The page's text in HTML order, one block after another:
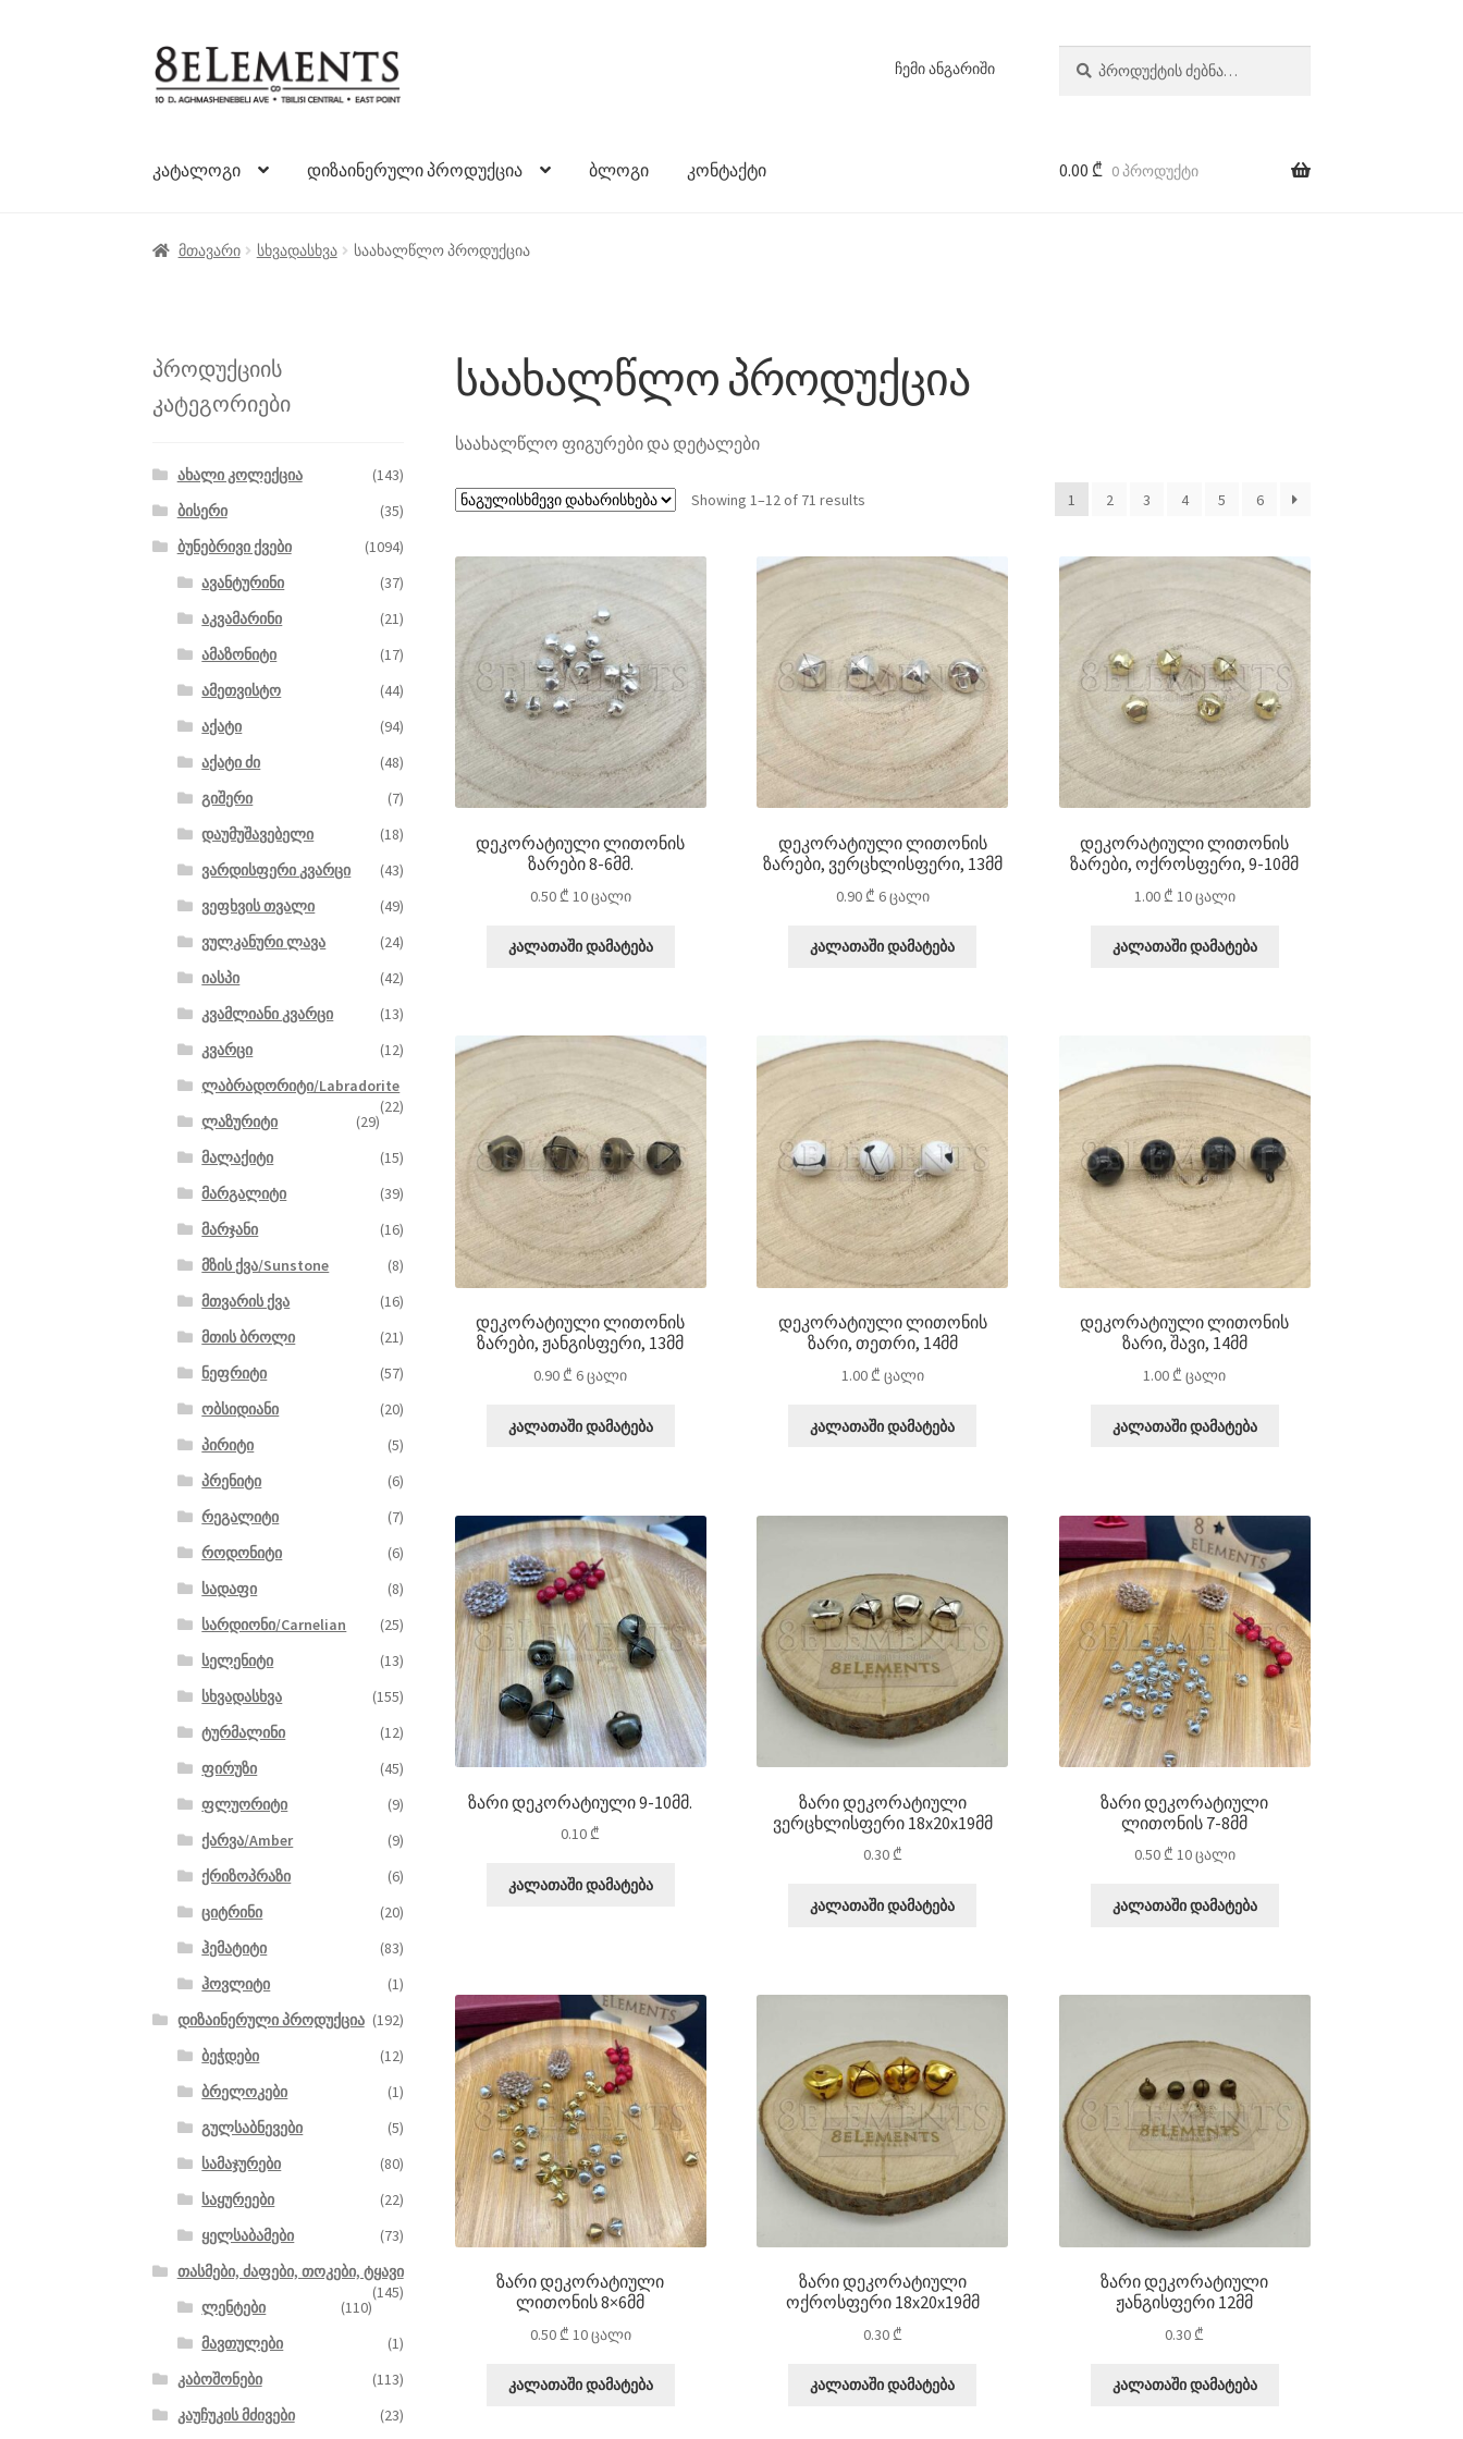
ნავიგაციაზე
გადასვლა
შიგთავსზე
გადასვლა
ჩემი ანგარიში
კატალოგი დიზაინერული პროდუქცია ბლოგი კონტაქტი 0.00 ₾ 0 პროდუქტი
მთავარი სხვადასხვა საახალწლო პროდუქცია
საახალწლო პროდუქცია
საახალწლო ფიგურები და დეტალები
Showing 1–12 of 71 results 1 2 3 4 5 6
დეკორატიული ლითონის
ზარები 8-6მმ.
0.50 ₾ 10 ცალი
კალათაში დამატება
დეკორატიული ლითონის
ზარები, ვერცხლისფერი, 13მმ
0.90 ₾ 6 ცალი
კალათაში დამატება
დეკორატიული ლითონის
ზარები, ოქროსფერი, 9-10მმ
1.00 ₾ 10 ცალი
კალათაში დამატება
დეკორატიული ლითონის
ზარები, ჟანგისფერი, 13მმ
0.90₾ 6 ცალი
კალათაში დამატება
დეკორატიული ლითონის
ზარი, თეთრი, 14მმ
1.00₾ცალი
კალათაში დამატება
დეკორატიული ლითონის
ზარი, შავი, 14მმ
1.00₾ცალი
კალათაში დამატება
ზარი დეკორატიული 9-10მმ.
0.10₾
კალათაში დამატება
ზარი დეკორატიული
ვერცხლისფერი 18x20x19მმ
0.30₾
კალათაში დამატება
ზარი დეკორატიული
ლითონის 7-8მმ
0.50₾10 ცალი
კალათაში დამატება
ზარი დეკორატიული
ლითონის 8×6მმ
0.50₾10 ცალი
კალათაში დამატება
ზარი დეკორატიული
ოქროსფერი 18x20x19მმ
0.30₾
კალათაში დამატება
ზარი დეკორატიული
ჟანგისფერი 12მმ
0.30₾
კალათაში დამატება
პროდუქციის
კატეგორიები
ახალი კოლექცია
(143)
ბისერი
(35)
ბუნებრივი ქვები
(1094)
ავანტურინი
(37)
აკვამარინი
(21)
ამაზონიტი
(17)
ამეთვისტო
(44)
აქატი
(94)
აქატი ძი
(48)
გიშერი
(7)
დაუმუშავებელი
(18)
ვარდისფერი კვარცი
(43)
ვეფხვის თვალი
(49)
ვულკანური ლავა
(24)
იასპი
(42)
კვამლიანი კვარცი
(13)
კვარცი
(12)
ლაბრადორიტი/Labradorite
(22)
ლაზურიტი
(29)
მალაქიტი
(15)
მარგალიტი
(39)
მარჯანი
(16)
მზის ქვა/Sunstone
(8)
მთვარის ქვა
(16)
მთის ბროლი
(21)
ნეფრიტი
(57)
ობსიდიანი
(20)
პირიტი
(5)
პრენიტი
(6)
რეგალიტი
(7)
როდონიტი
(6)
სადაფი
(8)
სარდიონი/Carnelian
(25)
სელენიტი
(13)
სხვადასხვა
(155)
ტურმალინი
(12)
ფირუზი
(45)
ფლუორიტი
(9)
ქარვა/Amber
(9)
ქრიზოპრაზი
(6)
ციტრინი
(20)
ჰემატიტი
(83)
ჰოვლიტი
(1)
დიზაინერული პროდუქცია (192)
ბეჭდები
(12)
ბრელოკები
(1)
გულსაბნევები
(5)
სამაჯურები
(80)
საყურეები
(22)
ყელსაბამები
(73)
თასმები, ძაფები, თოკები, ტყავი
(145)
ლენტები
(110)
მავთულები
(1)
კაბოშონები
(113)
კაუჩუკის მძივები
(23)